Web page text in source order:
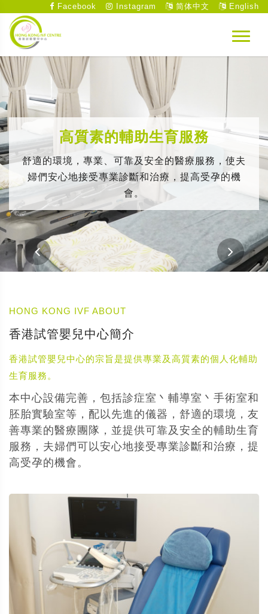
Facebook Instagram 简体中文 English
HONG KONG IVF ABOUT
香港試管嬰兒中心簡介
香港試管嬰兒中心的宗旨是提供專業及高質素的個人化輔助
生育服務。
本中心設備完善，包括診症室丶輔導室丶手術室和
胚胎實驗室等，配以先進的儀器，舒適的環境，友
善專業的醫療團隊，並提供可靠及安全的輔助生育
服務，夫婦們可以安心地接受專業診斷和治療，提
高受孕的機會。